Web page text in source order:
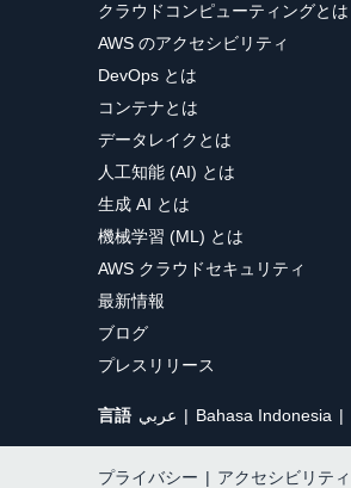
クラウドコンピューティングとは
AWS のアクセシビリティ
DevOps とは
コンテナとは
データレイクとは
人工知能 (AI) とは
生成 AI とは
機械学習 (ML) とは
AWS クラウドセキュリティ
最新情報
ブログ
プレスリリース
言語 عربي Bahasa Indonesia
プライバシー | アクセシビリティ